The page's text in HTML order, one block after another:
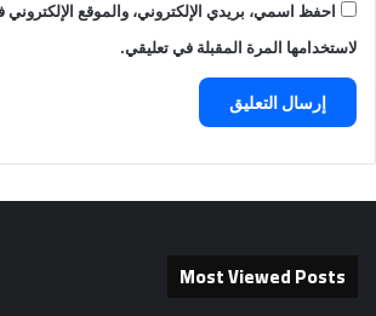
احفظ اسمي، بريدي الإلكتروني، والموقع
لاستخدامها المرة المقبلة في تعليقي.
Most Viewed Posts